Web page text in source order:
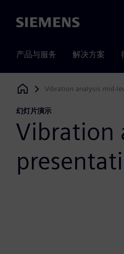
Siemens
产品与服务 解决方案
Siemens Digital Industries
Vibration analysis mid-
幻灯片演示
Vibration